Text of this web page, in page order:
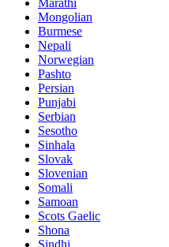
Mongolian
Burmese
Nepali
Norwegian
Pashto
Persian
Punjabi
Serbian
Sesotho
Sinhala
Slovak
Slovenian
Somali
Samoan
Scots Gaelic
Shona
Sindhi